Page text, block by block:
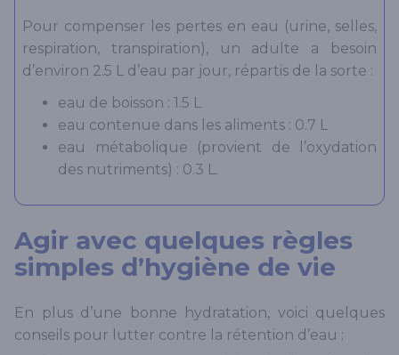
Pour compenser les pertes en eau (urine, selles,
respiration, transpiration), un adulte a besoin
d’environ 2.5 L d’eau par jour, répartis de la sorte :
eau de boisson : 1.5 L
eau contenue dans les aliments : 0.7 L
eau métabolique (provient de l’oxydation
des nutriments) : 0.3 L.
Agir avec quelques règles
simples d’hygiène de vie
En plus d’une bonne hydratation, voici quelques
conseils pour lutter contre la rétention d’eau :